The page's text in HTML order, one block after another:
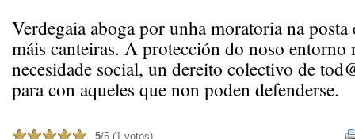
Verdegaia aboga por unha moratoria na posta
máis canteiras. A protección do noso entorno
necesidade social, un dereito colectivo de
para con aqueles que non poden defenderse.
5/5 (1 votos)